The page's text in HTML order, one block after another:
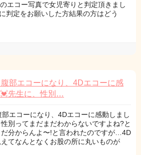
エコー写真で女児寄りと判定頂きまし
判定をお願いした方結果の方はどう
部エコーになり、4Dエコーに感
先生に、性別…
エコーになり、4Dエコーに感動しまし
別ってまだまだわからないですよね?と
分からんよ〜!と言われたのですが…4D
てなんとなくお股の所に丸いものが